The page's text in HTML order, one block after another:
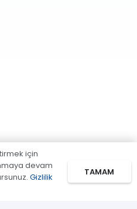
için
devam
Gizlilik
TAMAM